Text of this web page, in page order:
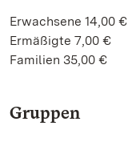
Erwachsene 14,00 €
Ermäßigte 7,00 €
Familien 35,00 €
Gruppen